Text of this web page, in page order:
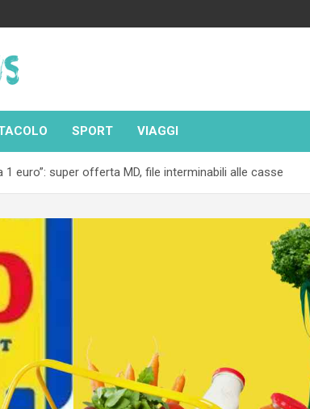
SPORT VIAGGI
1 euro”: super offerta MD, file interminabili alle casse